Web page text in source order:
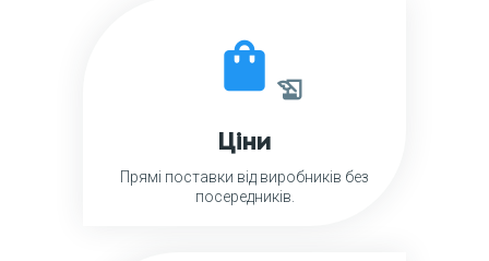
shopping_bag history_edu
Ціни
Прямі поставки від виробників без
посередників.